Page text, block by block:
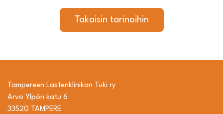
Takaisin tarinoihin
Tampereen Lastenklinikan Tuki ry
Arvo Ylpön katu 6
33520 TAMPERE